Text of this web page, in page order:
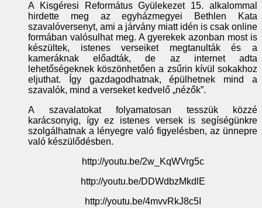
A Kisgéresi Református Gyülekezet 15. alkalommal
hirdette meg az egyházmegyei Bethlen Kata
szavalóversenyt, ami a járvány miatt idén is csak online
formában valósulhat meg. A gyerekek azonban most is
készültek, istenes verseiket megtanulták és a
kameráknak előadták, de az internet adta
lehetőségeknek köszönhetően a zsűrin kívül sokakhoz
eljuthat. Így gazdagodhatnak, épülhetnek mind a
szavalók, mind a verseket kedvelő „nézők”.
A szavalatokat folyamatosan tesszük közzé
karácsonyig, így ez istenes versek is segíségünkre
szolgálhatnak a lényegre való figyelésben, az ünnepre
való készülődésben.
http://youtu.be/2w_KqWVrg5c
http://youtu.be/DDWdbzMkdlE
http://youtu.be/4mvvRkJ8c5I